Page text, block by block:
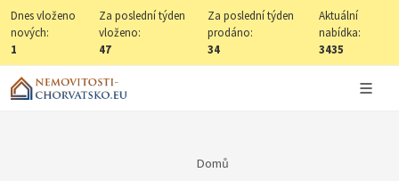
Dnes vloženo
nových:
1
Za poslední týden
vloženo:
47
Za poslední týden
prodáno:
34
Aktuální
nabídka:
3435
Domů